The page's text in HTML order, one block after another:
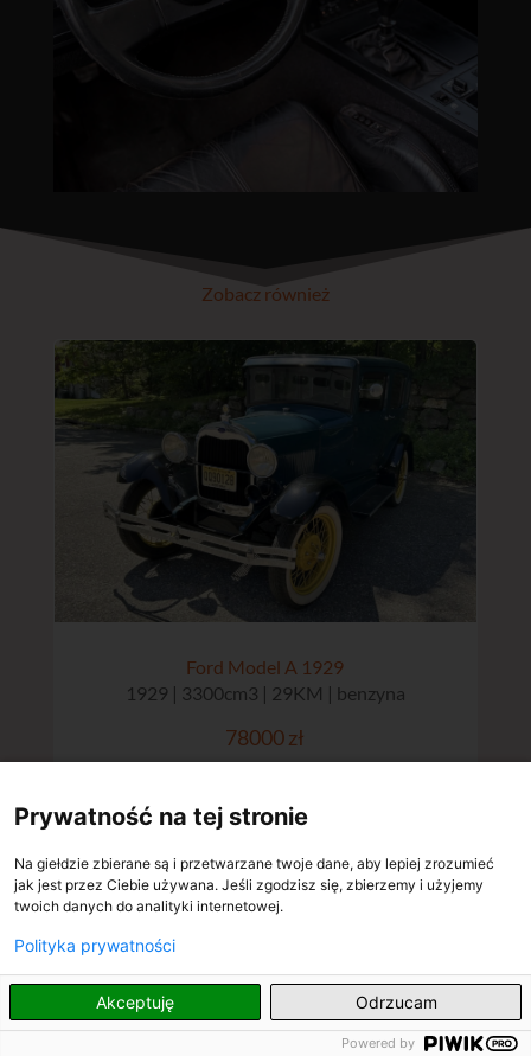
Zobacz również
Ford Model A 1929
1929 | 3300cm3 | 29KM | benzyna
78000 zł
PL
Prywatność na tej stronie
Na giełdzie zbierane są i przetwarzane twoje dane, aby lepiej zrozumieć
jak jest przez Ciebie używana. Jeśli zgodzisz się, zbierzemy i użyjemy
twoich danych do analityki internetowej.
Polityka prywatności
Akceptuję Odrzucam
Powered by